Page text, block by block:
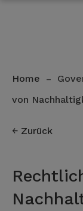
Home –
von
Zurück